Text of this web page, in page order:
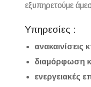
εξυπηρετούμε
Υπηρεσίες :
ανακαινίσεις
διαμόρφωση
ενεργειακές